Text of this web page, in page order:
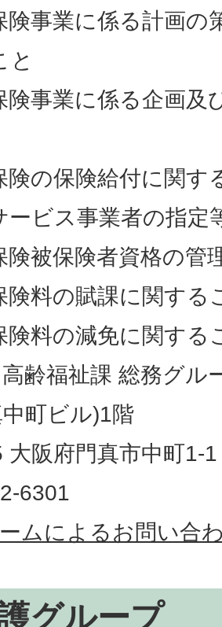
険事業に係る計画の
と
険事業に係る企画及
険の保険給付に関す
ービス事業者の指定
険被保険者資格の管
険料の賦課に関する
険料の減免に関する
齢福祉課 総務グル
町ビル)1階
大阪府門真市中町1-1
6301
ムによるお問い合
グループ